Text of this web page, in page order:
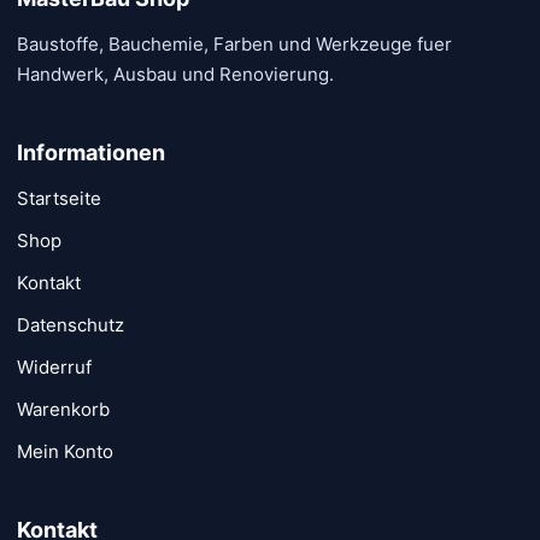
Produktseite
gewählt
Baustoffe, Bauchemie, Farben und Werkzeuge fuer
Handwerk, Ausbau und Renovierung.
Informationen
Startseite
Shop
Kontakt
Datenschutz
Widerruf
Warenkorb
Mein Konto
Kontakt